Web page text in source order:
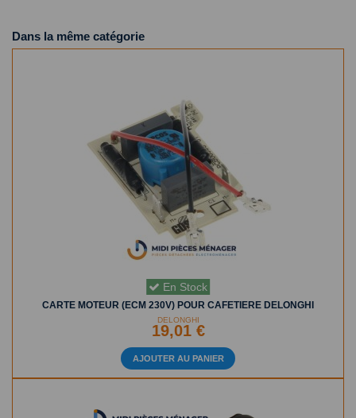
Dans la même catégorie
En Stock
CARTE MOTEUR (ECM 230V) POUR CAFETIERE DELONGHI
DELONGHI
19,01 €
AJOUTER AU PANIER